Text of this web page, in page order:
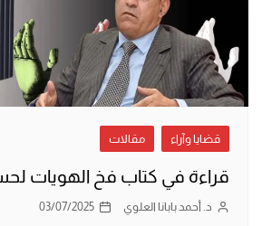
قضايا وآراء مقالات
قراءة في كتاب فخ الهويات
د. أحمد بابانا العلوي 03/07/2025